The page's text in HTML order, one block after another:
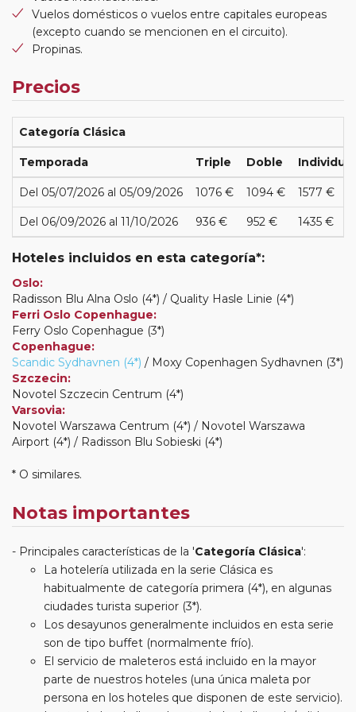
Vuelos domésticos o vuelos entre capitales europeas
(excepto cuando se mencionen en el circuito).
Propinas.
Precios
Categoría Clásica
Temporada Triple Doble Individual
Del 05/07/2026 al 05/09/2026 1076 € 1094 € 1577 €
Del 06/09/2026 al 11/10/2026 936 € 952 € 1435 €
Hoteles incluidos en esta categoría*:
Oslo:
Radisson Blu Alna Oslo (4*) / Quality Hasle Linie (4*)
Ferri Oslo Copenhague:
Ferry Oslo Copenhague (3*)
Copenhague:
Scandic Sydhavnen (4*) / Moxy Copenhagen Sydhavnen (3*)
Szczecin:
Novotel Szczecin Centrum (4*)
Varsovia:
Novotel Warszawa Centrum (4*) / Novotel Warszawa
Airport (4*) / Radisson Blu Sobieski (4*)
* O similares.
Notas importantes
Principales características de la 'Categoría Clásica':
La hotelería utilizada en la serie Clásica es
habitualmente de categoría primera (4*), en algunas
ciudades turista superior (3*).
Los desayunos generalmente incluidos en esta serie
son de tipo buffet (normalmente frío).
El servicio de maleteros está incluido en la mayor
parte de nuestros hoteles (una única maleta por
persona en los hoteles que disponen de este servicio).